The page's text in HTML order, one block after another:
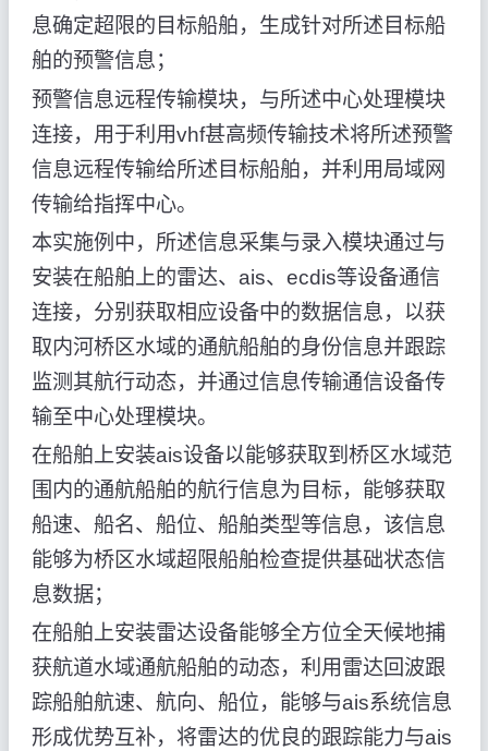
息确定超限的目标船舶，生成针对所述目标船
舶的预警信息；
预警信息远程传输模块，与所述中心处理模块
连接，用于利用vhf甚高频传输技术将所述预警
信息远程传输给所述目标船舶，并利用局域网
传输给指挥中心。
本实施例中，所述信息采集与录入模块通过与
安装在船舶上的雷达、ais、ecdis等设备通信
连接，分别获取相应设备中的数据信息，以获
取内河桥区水域的通航船舶的身份信息并跟踪
监测其航行动态，并通过信息传输通信设备传
输至中心处理模块。
在船舶上安装ais设备以能够获取到桥区水域范
围内的通航船舶的航行信息为目标，能够获取
船速、船名、船位、船舶类型等信息，该信息
能够为桥区水域超限船舶检查提供基础状态信
息数据；
在船舶上安装雷达设备能够全方位全天候地捕
获航道水域通航船舶的动态，利用雷达回波跟
踪船舶航速、航向、船位，能够与ais系统信息
形成优势互补，将雷达的优良的跟踪能力与ais